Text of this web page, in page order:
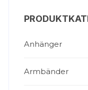
Anhänger
Armbänder